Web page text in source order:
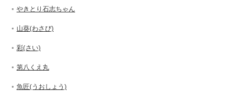
やきとり石志ちゃん
山葵(わさび)
彩(さい)
第八くえ丸
魚匠(うおしょう)